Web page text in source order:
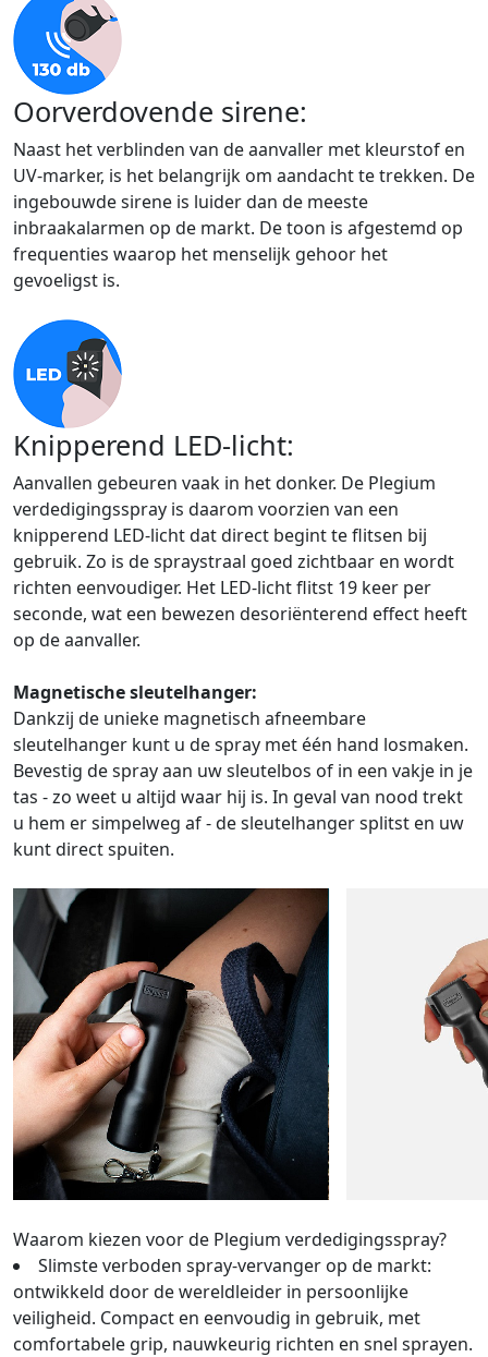
Oorverdovende sirene:
Naast het verblinden van de aanvaller met kleurstof en
UV-marker, is het belangrijk om aandacht te trekken. De
ingebouwde sirene is luider dan de meeste
inbraakalarmen op de markt. De toon is afgestemd op
frequenties waarop het menselijk gehoor het
gevoeligst is.
Knipperend LED-licht:
Aanvallen gebeuren vaak in het donker. De Plegium
verdedigingsspray is daarom voorzien van een
knipperend LED-licht dat direct begint te flitsen bij
gebruik. Zo is de spraystraal goed zichtbaar en wordt
richten eenvoudiger. Het LED-licht flitst 19 keer per
seconde, wat een bewezen desoriënterend effect heeft
op de aanvaller.
Magnetische sleutelhanger:
Dankzij de unieke magnetisch afneembare
sleutelhanger kunt u de spray met één hand losmaken.
Bevestig de spray aan uw sleutelbos of in een vakje in je
tas - zo weet u altijd waar hij is. In geval van nood trekt
u hem er simpelweg af - de sleutelhanger splitst en uw
kunt direct spuiten.
Waarom kiezen voor de Plegium verdedigingsspray?
Slimste verboden spray-vervanger op de markt:
ontwikkeld door de wereldleider in persoonlijke
veiligheid. Compact en eenvoudig in gebruik, met
comfortabele grip, nauwkeurig richten en snel sprayen.